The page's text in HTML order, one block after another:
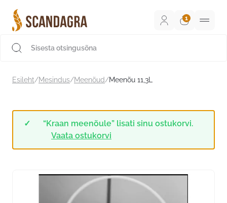
sisu
juurde
Esileht/Mesindus/Meenõud/Meenõu 11,3L
“Kraan meenõule” lisati sinu ostukorvi.
Vaata ostukorvi